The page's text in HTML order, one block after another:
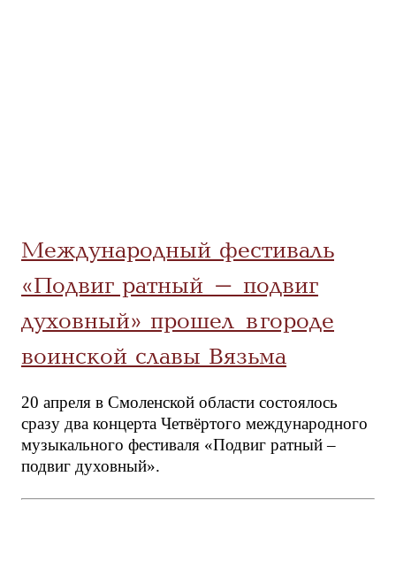
Международный фестиваль
«Подвиг ратный – подвиг
духовный» прошел в городе
воинской славы Вязьма
20 апреля в Смоленской области состоялось
сразу два концерта Четвёртого международного
музыкального фестиваля «Подвиг ратный –
подвиг духовный».